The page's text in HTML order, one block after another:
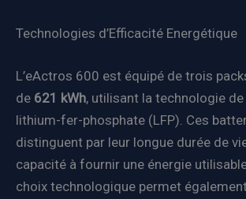
Technologies d’Efficacité Energétique
L’eActros 600 est équipé de trois
de 621 kWh, utilisant la technologie
lithium-fer-phosphate (LFP). Ces
distinguent par leur longue durée de
capacité à fournir une énergie
choix technologique permet